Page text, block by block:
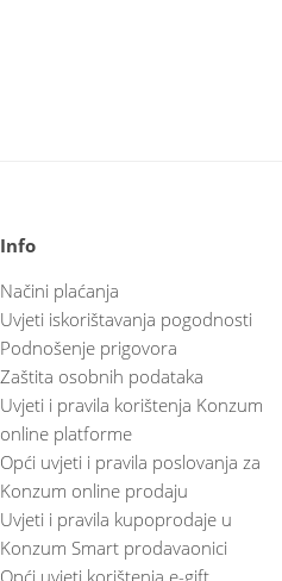
Info
Načini plaćanja
Uvjeti iskorištavanja pogodnosti
Podnošenje prigovora
Zaštita osobnih podataka
Uvjeti i pravila korištenja Konzum
online platforme
Opći uvjeti i pravila poslovanja za
Konzum online prodaju
Uvjeti i pravila kupoprodaje u
Konzum Smart prodavaonici
Opći uvjeti korištenja e-gift